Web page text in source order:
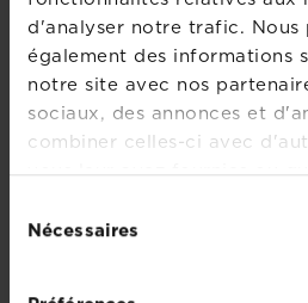
d'analyser notre trafic. Nous
également des informations
notre site avec nos
sociaux, des annonces et
combiner celles-ci avec
vous leur avez fournies ou
duNécessaires
Pause
mesure